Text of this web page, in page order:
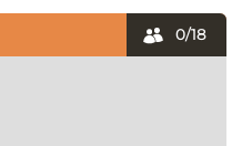
0/18